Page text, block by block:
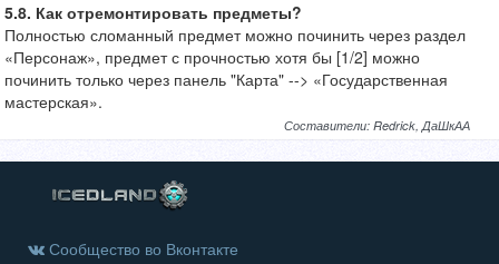
5.8. Как отремонтировать предметы?
Полностью сломанный предмет можно починить через раздел
«Персонаж», предмет с прочностью хотя бы [1/2] можно
починить только через панель "Карта" --> «Государственная
мастерская».
Составители: Redrick, ДаШкАА
Сообщество во Вконтакте